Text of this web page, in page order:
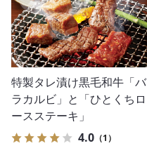
特製タレ漬け黒毛和牛「バ
ラカルビ」と「ひとくちロ
ースステーキ」
4.0 （1）